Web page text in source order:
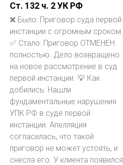
Ст. 132 ч. 2 УК РФ
❌ Было: Приговор суда первой
инстанции с огромным сроком.
✅ Стало: Приговор ОТМЕНЕН
полностью. Дело возвращено
на новое рассмотрение в суд
первой инстанции. 💡 Как
добились: Нашли
фундаментальные нарушения
УПК РФ в суде первой
инстанции. Апелляция
согласилась, что такой
приговор не может устоять, и
снесла его. У клиента появился